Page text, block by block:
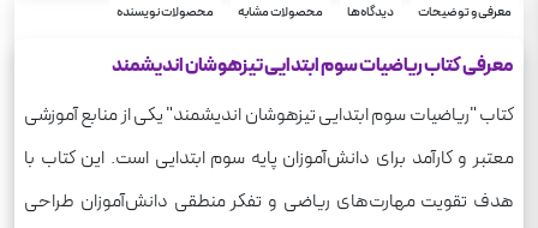
معرفی و توضیحات دیدگاه‌ها محصولات مشابه محصولات نویسنده
معرفی کتاب ریاضیات سوم ابتدایی تیزهوشان اندیشمند
کتاب "ریاضیات سوم ابتدایی تیزهوشان اندیشمند" یکی از منابع آموزشی
معتبر و کارآمد برای دانش‌آموزان پایه سوم ابتدایی است. این کتاب با
هدف تقویت مهارت‌های ریاضی و تفکر منطقی دانش‌آموزان طراحی